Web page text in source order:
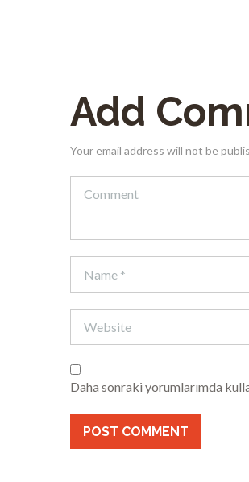
Add
Your email address will not be
Daha sonraki yorumlarımda